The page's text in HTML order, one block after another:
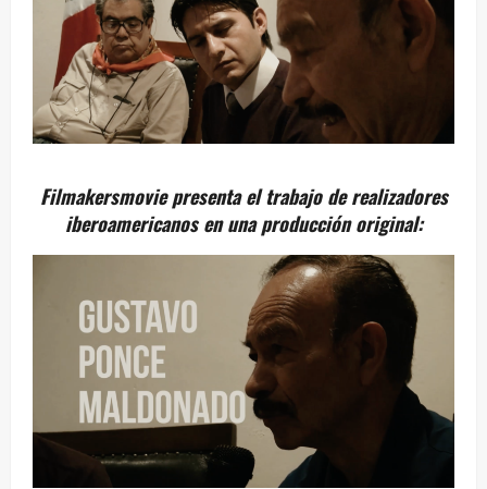
Filmakersmovie presenta el trabajo de realizadores
iberoamericanos en una producción original: